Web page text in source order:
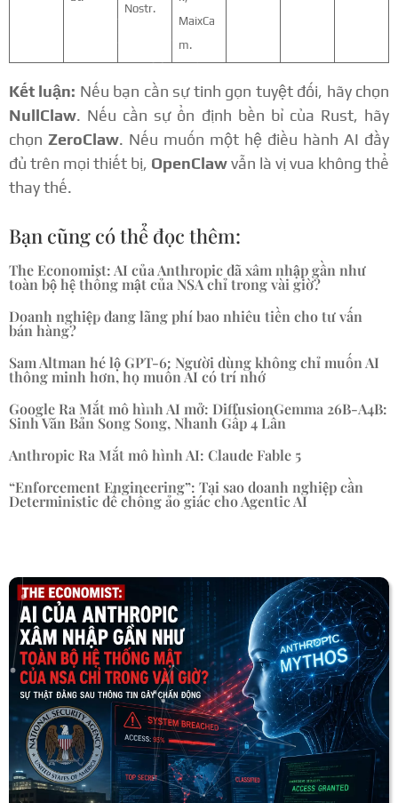
Nostr.
MaixCa
m.
Kết luận: Nếu bạn cần sự tinh gọn tuyệt đối, hãy chọn
NullClaw. Nếu cần sự ổn định bền bỉ của Rust, hãy
chọn ZeroClaw. Nếu muốn một hệ điều hành AI đầy
đủ trên mọi thiết bị, OpenClawvẫn là vị vua không thể
thay thế.
Bạn cũng có thể đọc thêm:
The Economist: AI của Anthropic đã xâm nhập gần như
toàn bộ hệ thống mật của NSA chỉ trong vài giờ?
Doanh nghiệp đang lãng phí bao nhiêu tiền cho tư vấn
bán hàng?
Sam Altman hé lộ GPT-6: Người dùng không chỉ muốn AI
thông minh hơn, họ muốn AI có trí nhớ
Google Ra Mắt mô hình AI mở: DiffusionGemma 26B-A4B:
Sinh Văn Bản Song Song, Nhanh Gấp 4 Lần
Anthropic Ra Mắt mô hình AI: Claude Fable 5
“Enforcement Engineering”: Tại sao doanh nghiệp cần
Deterministic để chống ảo giác cho Agentic AI